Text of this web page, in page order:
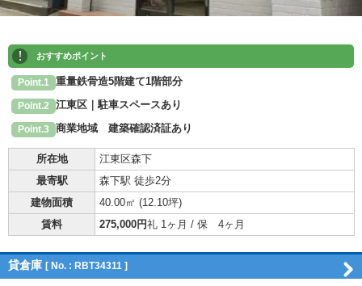
! おすすめポイント
Point.1 重量鉄骨造5階建て1階部分
Point.2 江東区｜駐車スペースあり
Point.3 商業地域 建築確認済証あり
所在地
江東区森下
最寄駅
森下駅 徒歩2分
建物面積
40.00㎡ (12.10坪)
賃料
275,000円礼 1ヶ月 / 保 4ヶ月
貸倉庫 [ No. : RBT34311 ]